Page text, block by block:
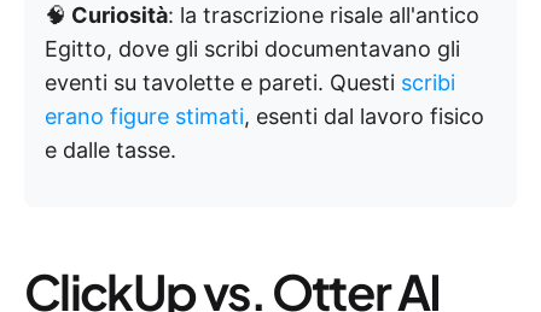
🧠 Curiosità: la trascrizione risale all'antico
Egitto, dove gli scribi documentavano gli
eventi su tavolette e pareti. Questi scribi
erano figure stimati, esenti dal lavoro fisico
e dalle tasse.
ClickUp vs. Otter AI